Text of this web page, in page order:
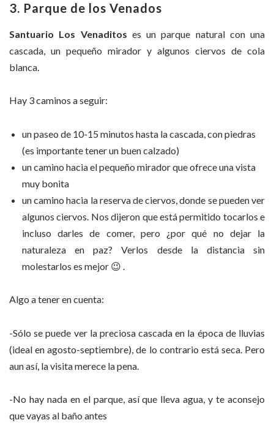
3. Parque de los Venados
Santuario Los Venaditos es un parque natural con una
cascada, un pequeño mirador y algunos ciervos de cola
blanca.
Hay 3 caminos a seguir:
un paseo de 10-15 minutos hasta la cascada, con piedras
(es importante tener un buen calzado)
un camino hacia el pequeño mirador que ofrece una vista
muy bonita
un camino hacia la reserva de ciervos, donde se pueden ver
algunos ciervos. Nos dijeron que está permitido tocarlos e
incluso darles de comer, pero ¿por qué no dejar la
naturaleza en paz? Verlos desde la distancia sin
molestarlos es mejor 😉 .
Algo a tener en cuenta:
-Sólo se puede ver la preciosa cascada en la época de lluvias
(ideal en agosto-septiembre), de lo contrario está seca. Pero
aun así, la visita merece la pena.
-No hay nada en el parque, así que lleva agua, y te aconsejo
que vayas al baño antes